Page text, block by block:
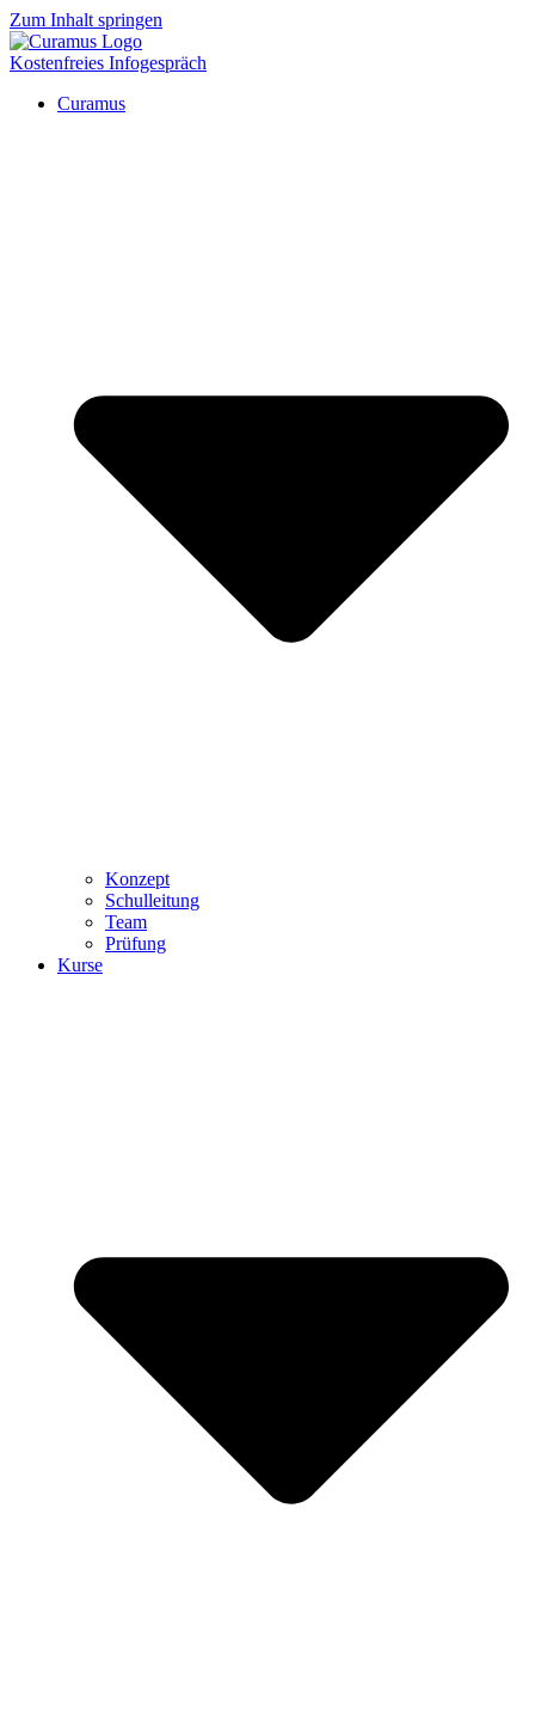
Zum Inhalt springen
Kostenfreies Infogespräch
Curamus
Konzept
Schulleitung
Team
Prüfung
Kurse